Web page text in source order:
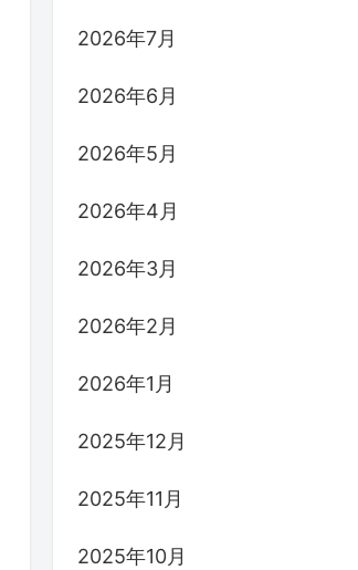
2026年7月
2026年6月
2026年5月
2026年4月
2026年3月
2026年2月
2026年1月
2025年12月
2025年11月
2025年10月